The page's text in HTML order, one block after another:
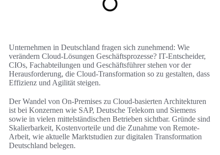
Unternehmen in Deutschland fragen sich zunehmend: Wie
verändern Cloud-Lösungen Geschäftsprozesse? IT-Entscheider,
CIOs, Fachabteilungen und Geschäftsführer stehen vor der
Herausforderung, die Cloud-Transformation so zu gestalten, dass
Effizienz und Agilität steigen.
Der Wandel von On-Premises zu Cloud-basierten Architekturen
ist bei Konzernen wie SAP, Deutsche Telekom und Siemens
sowie in vielen mittelständischen Betrieben sichtbar. Gründe sind
Skalierbarkeit, Kostenvorteile und die Zunahme von Remote-
Arbeit, wie aktuelle Marktstudien zur digitalen Transformation
Deutschland belegen.